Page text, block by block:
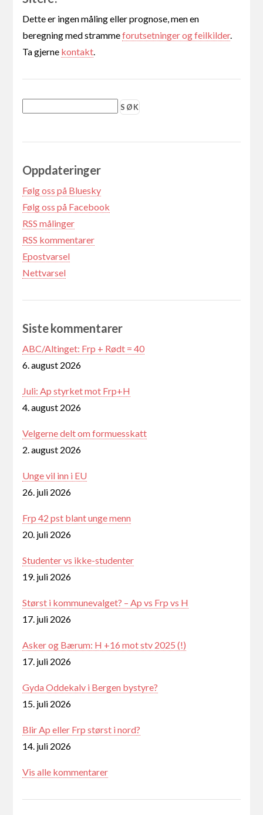
Dette er ingen måling eller prognose, men en
beregning med strammeforutsetninger og feilkilder.
Ta gjerne kontakt.
Oppdateringer
Følg oss på Bluesky
Følg oss på Facebook
RSS målinger
RSS kommentarer
Epostvarsel
Nettvarsel
Siste kommentarer
ABC/Altinget: Frp + Rødt = 40
6. august 2026
Juli: Ap styrket mot Frp+H
4. august 2026
Velgerne delt om formuesskatt
2. august 2026
Unge vil inn i EU
26. juli 2026
Frp 42 pst blant unge menn
20. juli 2026
Studenter vs ikke-studenter
19. juli 2026
Størst i kommunevalget? – Ap vs Frp vs H
17. juli 2026
Asker og Bærum: H +16 mot stv 2025 (!)
17. juli 2026
Gyda Oddekalv i Bergen bystyre?
15. juli 2026
Blir Ap eller Frp størst i nord?
14. juli 2026
Vis alle kommentarer